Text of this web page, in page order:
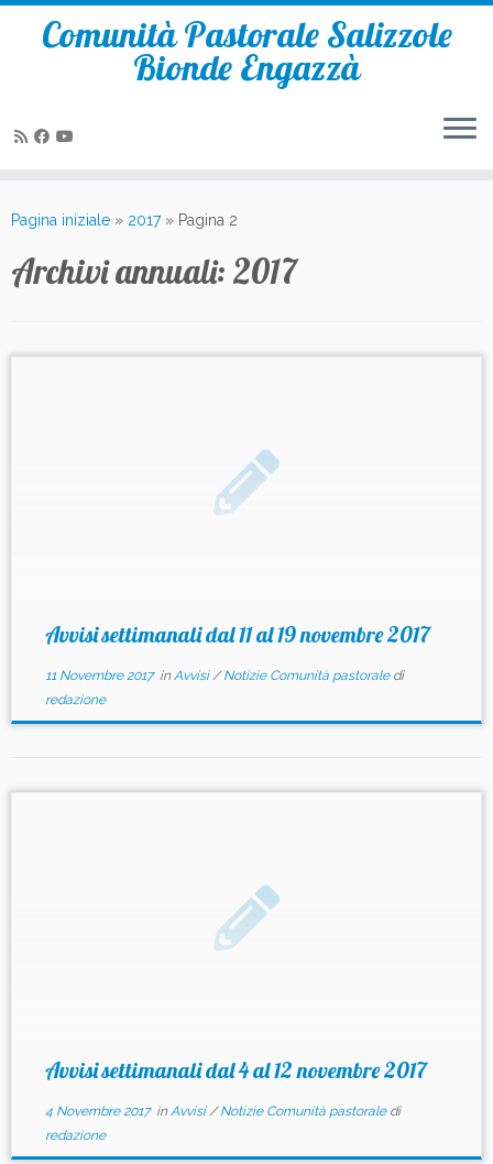
Comunità Pastorale Salizzole
Bionde Engazzà
Pagina iniziale » 2017 » Pagina 2
Archivi annuali: 2017
Avvisi settimanali dal 11 al 19 novembre 2017
11 Novembre 2017inAvvisi/Notizie Comunità pastorale di
redazione
Avvisi settimanali dal 4 al 12 novembre 2017
4 Novembre 2017inAvvisi/Notizie Comunità pastorale di
redazione